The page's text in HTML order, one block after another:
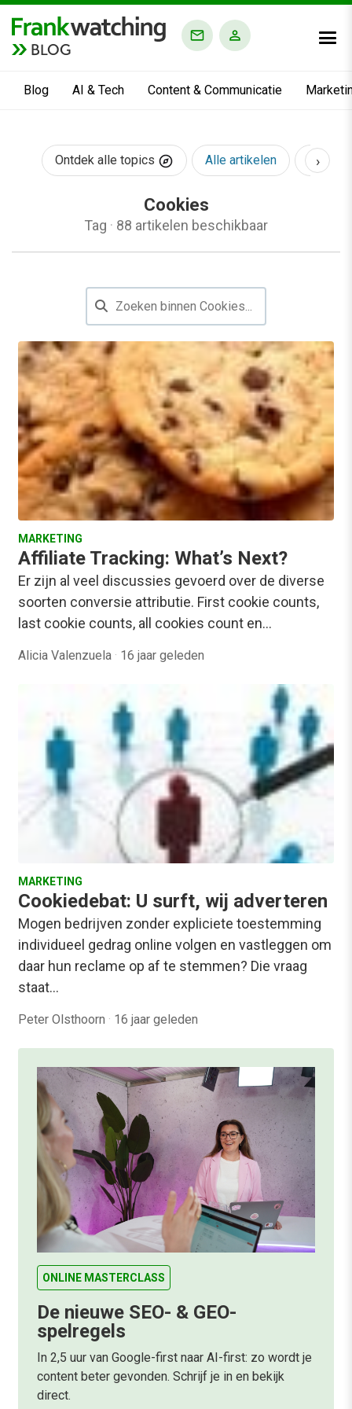
BLOG
Blog AI & Tech Content & Communicatie
Ontdek alle topics Alle artikelen AI &
›
Cookies
Tag · 88 artikelen beschikbaar
MARKETING
Affiliate Tracking: What’s Next?
Er zijn al veel discussies gevoerd over de diverse
soorten conversie attributie. First cookie counts,
last cookie counts, all cookies count en…
Alicia Valenzuela · 16 jaar geleden
MARKETING
Cookiedebat: U surft, wij adverteren
Mogen bedrijven zonder expliciete toestemming
individueel gedrag online volgen en vastleggen om
daar hun reclame op af te stemmen? Die vraag
staat…
Peter Olsthoorn · 16 jaar geleden
ONLINE MASTERCLASS
De nieuwe SEO- & GEO-
spelregels
In 2,5 uur van Google-first naar AI-first: zo wordt je
content beter gevonden. Schrijf je in en bekijk
direct.